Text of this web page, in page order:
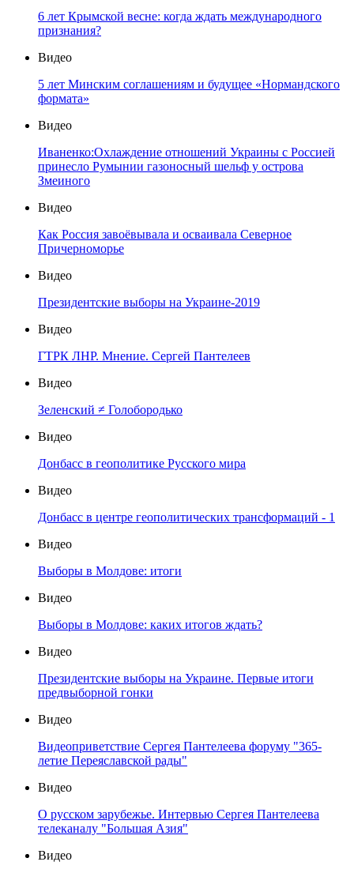
6 лет Крымской весне: когда ждать международного
признания?
Видео
5 лет Минским соглашениям и будущее «Нормандского
формата»
Видео
Иваненко:Охлаждение отношений Украины с Россией
принесло Румынии газоносный шельф у острова
Змеиного
Видео
Как Россия завоёвывала и осваивала Северное
Причерноморье
Видео
Президентские выборы на Украине-2019
Видео
ГТРК ЛНР. Мнение. Сергей Пантелеев
Видео
Зеленский ≠ Голобородько
Видео
Донбасс в геополитике Русского мира
Видео
Донбасс в центре геополитических трансформаций - 1
Видео
Выборы в Молдове: итоги
Видео
Выборы в Молдове: каких итогов ждать?
Видео
Президентские выборы на Украине. Первые итоги
предвыборной гонки
Видео
Видеоприветствие Сергея Пантелеева форуму "365-
летие Переяславской рады"
Видео
О русском зарубежье. Интервью Сергея Пантелеева
телеканалу "Большая Азия"
Видео